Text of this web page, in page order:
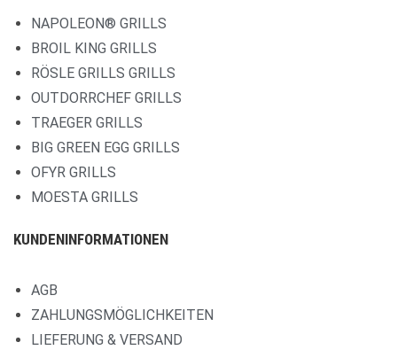
NAPOLEON® GRILLS
BROIL KING GRILLS
RÖSLE GRILLS GRILLS
OUTDORRCHEF GRILLS
TRAEGER GRILLS
BIG GREEN EGG GRILLS
OFYR GRILLS
MOESTA GRILLS
KUNDENINFORMATIONEN
AGB
ZAHLUNGSMÖGLICHKEITEN
LIEFERUNG & VERSAND